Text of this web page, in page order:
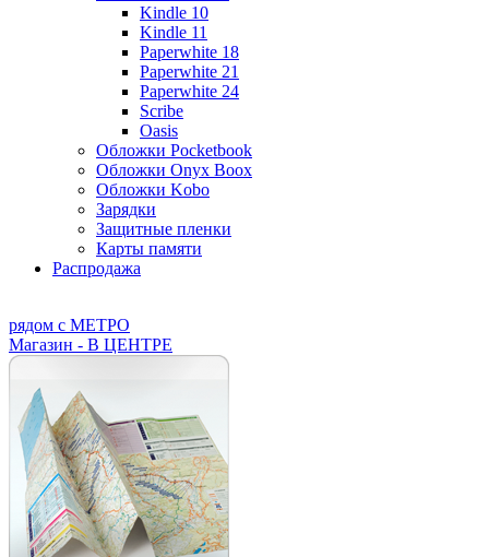
Kindle 10
Kindle 11
Paperwhite 18
Paperwhite 21
Paperwhite 24
Scribe
Oasis
Обложки Pocketbook
Обложки Onyx Boox
Обложки Kobo
Зарядки
Защитные пленки
Карты памяти
Распродажа
рядом с МЕТРО
Магазин - В ЦЕНТРЕ